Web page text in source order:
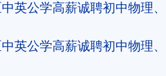
英公学高薪诚聘初中物理
英公学高薪诚聘初中物理